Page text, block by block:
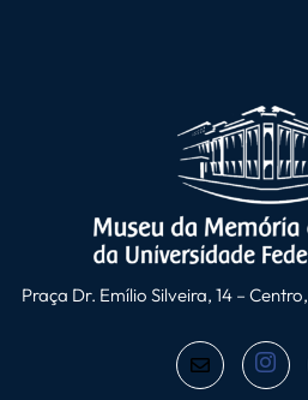
Praça Dr. Emílio Silveira, 14 –